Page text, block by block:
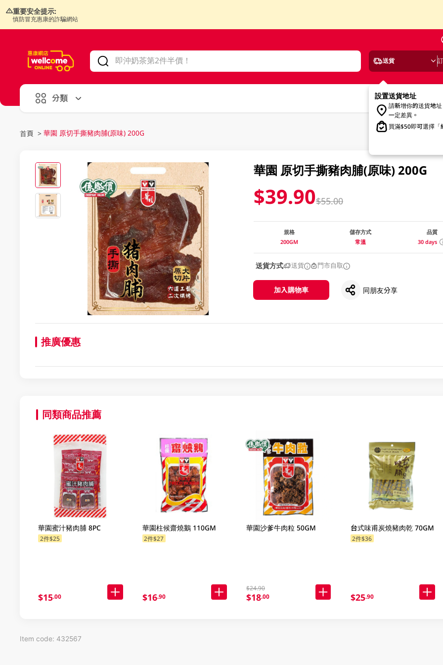
重要安全提示:
慎防冒充惠康的詐騙網站
送貨
設置送貨地址
請新增你的送貨地
一定差異。
買滿$50即可選擇「
分類
首頁 > 華園 原切手撕豬肉脯(原味) 200G
華園 原切手撕豬肉脯(原味) 200G
$39.90$55.00
規格
200GM
儲存方式
常溫
品質
30 days
送貨方式 送貨 門市自取
加入購物車 同朋友分享
推廣優惠
同類商品推薦
華園蜜汁豬肉脯 8PC
2件$25
$15.00
華園柱候齋燒鵝 110GM
2件$27
$16.90
華園沙爹牛肉粒 50GM
$24.90
$18.00
台式味甫炭燒豬肉乾 70GM
2件$36
$25.90
Item code: 432567